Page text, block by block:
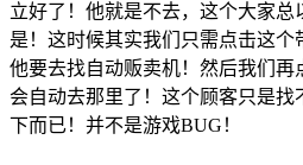
立好了！他就是不去，这个大家
是！这时候其实我们只需点击这
他要去找自动贩卖机！然后我们
会自动去那里了！这个顾客只是
下而已！并不是游戏BUG！